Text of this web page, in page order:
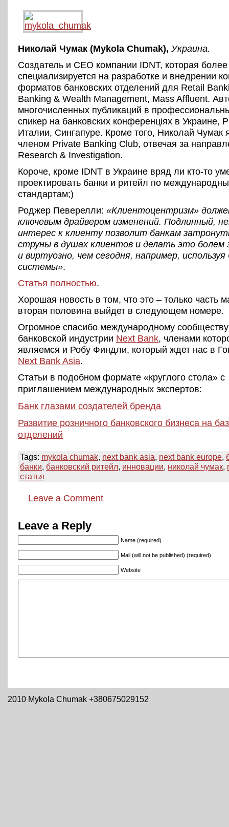
Николай Чумак (Mykola Chumak), Украина.
Создатель и CEO компании IDNT, которая
специализируется на разработке и внедрении
форматов банковских отделений для Retail
Banking & Wealth Management, Mass Affluent.
многочисленных публикаций в
спикер на банковских конференціях в Украине,
Италии, Сингапуре. Кроме того, Николай Чумак
членом Private Banking Club, отвечая за
Research & Investigation.
Короче, кроме IDNT в Украине вряд ли кто-то
проектировать банки и ритейл по
стандартам;)
Роджер Певерелли: «Клиентоцентризм»
ключевым драйвером изменений. Подлинный,
интерес к клиенту позволит банкам
струны в душах клиентов и делать это
и виртуозно, чем сегодня, например, используя
системы».
Статья полностью.
Хорошая новость в том, что это – только часть
вторая половина выйдет в следующем номере.
Огромное спасибо международному
банковской индустрии Next Bank, членами
являемся и Робу Финдли, который ждет нас в
Next Bank Asia.
Статьи в подобном формате «круглого стола» с
приглашением международных экспертов:
Банк глазами создателей бренда
Развитие розничного банковского бизнеса на
отделений
Tags: mykola chumak, next bank asia, next bank europe,
банки, банковский ритейл, инновации, николай чумак,
статья
Leave a Comment
Leave a Reply
Name (required)
Mail (will not be published) (required)
Website
2010 Mykola Chumak +380675029152